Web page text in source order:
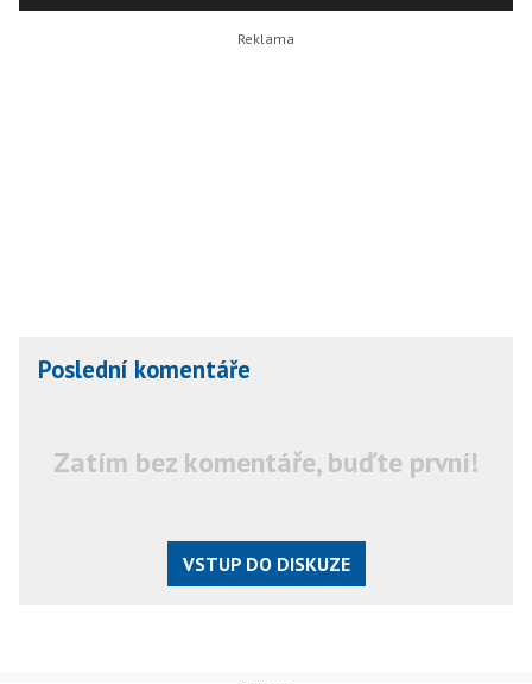
Poslední komentáře
Zatím bez komentáře, buďte první!
VSTUP DO DISKUZE